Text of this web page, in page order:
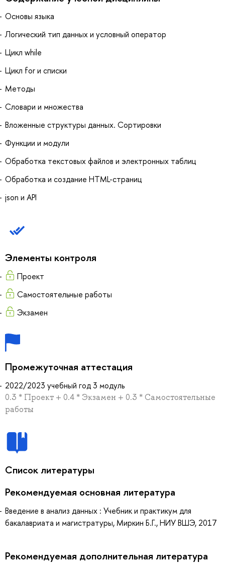
Основы языка
Логический тип данных и условный оператор
Цикл while
Цикл for и списки
Методы
Словари и множества
Вложенные структуры данных. Сортировки
Функции и модули
Обработка текстовых файлов и электронных таблиц
Обработка и создание HTML-страниц
json и API
Элементы контроля
Проект
Самостоятельные работы
Экзамен
Промежуточная аттестация
2022/2023 учебный год 3 модуль
0.3 * Проект + 0.4 * Экзамен + 0.3 * Самостоятельные
работы
Список литературы
Рекомендуемая основная литература
Введение в анализ данных : Учебник и практикум для
бакалавриата и магистратуры, Миркин Б.Г., НИУ ВШЭ, 2017
Рекомендуемая дополнительная литература